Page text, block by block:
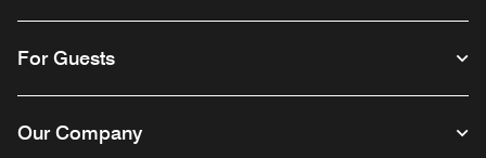
For Guests
Our Company